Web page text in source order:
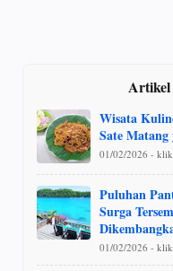
Wisata
Sate
01/02/2026 -
Puluhan
Surga
01/02/2026 -